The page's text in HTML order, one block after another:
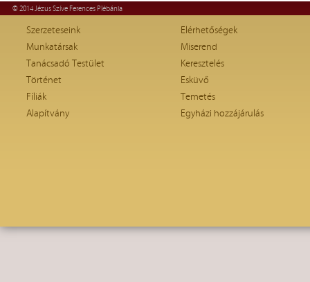
© 2014 Jézus Szíve Ferences Plébánia
Szerzeteseink
Munkatársak
Tanácsadó Testület
Történet
Fíliák
Alapítvány
Elérhetőségek
Miserend
Keresztelés
Esküvő
Temetés
Egyházi hozzájárulás